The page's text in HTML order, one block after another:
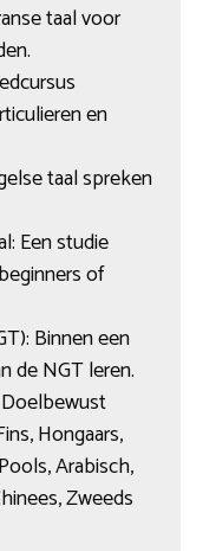
taal voor
en
taal spreken
Een studie
of
Binnen een
de NGT leren.
Hongaars,
Arabisch,
Zweeds